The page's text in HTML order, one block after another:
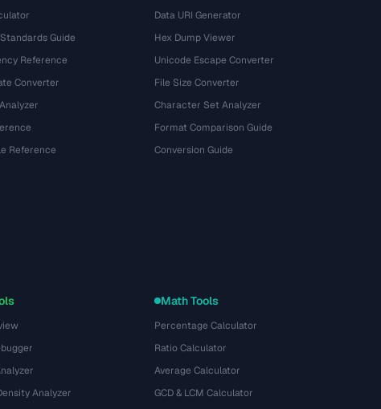
Guide
Reference
Converter
Reference
Data URI Generator
Hex Dump Viewer
Unicode Escape Converter
File Size Converter
Character Set Analyzer
Format Comparison Guide
Conversion Guide
Analyzer
Math Tools
Percentage Calculator
Ratio Calculator
Average Calculator
GCD & LCM Calculator